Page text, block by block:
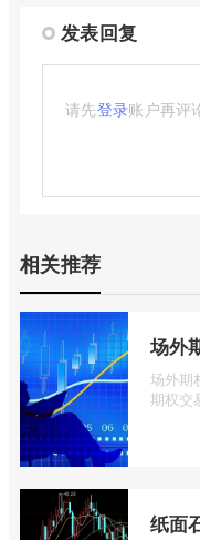
发表回复
请先登录账户再评
相关推荐
场外期
期权交